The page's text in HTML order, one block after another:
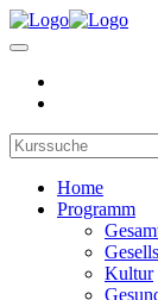
Home
Programm
Kultur